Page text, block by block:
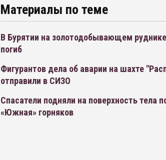
Материалы по теме
В Бурятии на золотодобывающем
погиб
Фигурантов дела об аварии на шахте
отправили в СИЗО
Спасатели подняли на поверхность тела
«Южная» горняков